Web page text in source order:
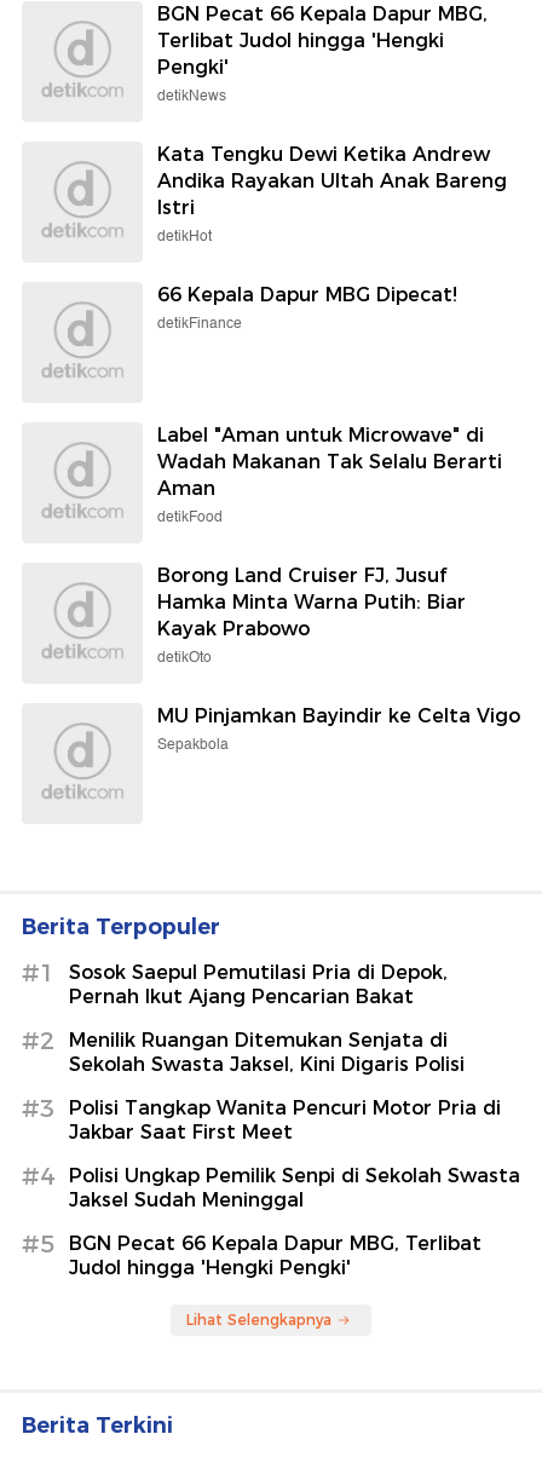
BGN Pecat 66 Kepala Dapur MBG,
Terlibat Judol hingga 'Hengki
Pengki'
detikNews
Kata Tengku Dewi Ketika Andrew
Andika Rayakan Ultah Anak Bareng
Istri
detikHot
66 Kepala Dapur MBG Dipecat!
detikFinance
Label "Aman untuk Microwave" di
Wadah Makanan Tak Selalu Berarti
Aman
detikFood
Borong Land Cruiser FJ, Jusuf
Hamka Minta Warna Putih: Biar
Kayak Prabowo
detikOto
MU Pinjamkan Bayindir ke Celta Vigo
Sepakbola
Berita Terpopuler
#1
Sosok Saepul Pemutilasi Pria di Depok,
Pernah Ikut Ajang Pencarian Bakat
#2
Menilik Ruangan Ditemukan Senjata di
Sekolah Swasta Jaksel, Kini Digaris Polisi
#3
Polisi Tangkap Wanita Pencuri Motor Pria di
Jakbar Saat First Meet
#4
Polisi Ungkap Pemilik Senpi di Sekolah Swasta
Jaksel Sudah Meninggal
#5
BGN Pecat 66 Kepala Dapur MBG, Terlibat
Judol hingga 'Hengki Pengki'
Lihat Selengkapnya
Berita Terkini